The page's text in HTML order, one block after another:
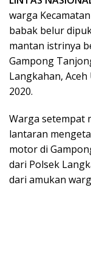
warga
babak belur
mantan istrinya
Gampong
Langkahan,
2020.
Warga setempat
lantaran
motor di
dari Polsek
dari amukan